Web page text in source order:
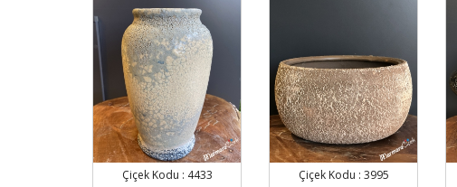
Çiçek Kodu : 4433 Çiçek Kodu : 3995